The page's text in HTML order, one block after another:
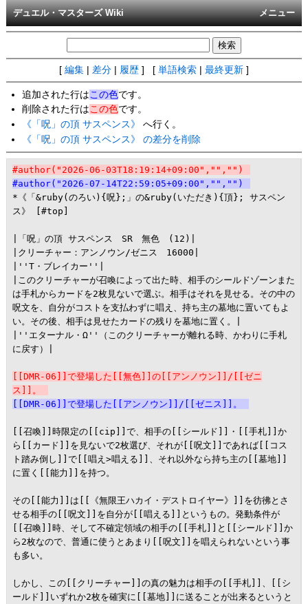
メニュー
デュエル・マスターズ Wiki
[ 編集 差分 履歴 ] [ 単語検索 最終更新 ]
追加された行は この色です。
削除された行はこの色です。
《「呪」の頂 サスペンス》
へ行く。
《「呪」の頂 サスペンス》 の差分を削除
#author("2026-06-03T18:19:14+09:00","","")
#author("2026-07-14T22:59:05+09:00","","")
*《「&ruby(のろい){呪};」の&ruby(いただき){頂}; サスペン
ス》 [#top]
|「呪」の頂 サスペンス　SR　無色　(12)|
|クリーチャー：アンノウン/ゼニス　16000|
|''T・ブレイカー''|
|このクリーチャーが召喚によって出た時、相手のシールドゾーンまた
は手札からカードを2枚見ないで選ぶ。相手はそれを見せる。その中の
呪文を、自分がコストを支払わずに唱え、持ち主の墓地に置いてもよ
い。その後、相手は見せたカードの残りを墓地に置く。|
|''エターナル・Ω''（このクリーチャーが離れる時、かわりに手札
に戻す）|
[[DMR-06]]で登場した[[無色]]の[[アンノウン]]/[[ゼニ
ス]]。
[[DMR-06]]で登場した[[アンノウン]]/[[ゼニス]]。
[[召喚]]時限定の[[cip]]で、相手の[[シールド]]・[[手札]]か
ら[[カード]]を見ないで2枚選び、それが[[呪文]]であれば[[コス
ト踏み倒し]]で[[唱え>唱える]]、それ以外なら持ち主の[[墓地]]
に置く[[能力]]を持つ。
その[[能力]]は[[《無限王ハカイ・デストロイヤー》]]を彷彿とさ
せる相手の[[呪文]]を自分が[[唱える]]というもの。発動条件が
[[召喚]]時、そして不確定領域の相手の[[手札]]と[[シールド]]か
ら2枚なので、普通に使うとあまり[[呪文]]を唱えられないという事
も多い。
しかし、この[[クリーチャー]]の真の魅力は相手の[[手札]]、[[シ
ールド]]いずれか2枚を確実に[[墓地]]に送ることが出来るというと